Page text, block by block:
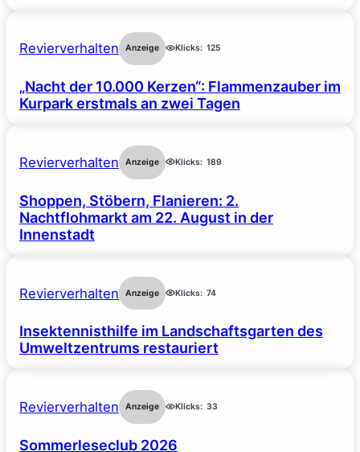
Revierverhalten Anzeige Klicks: 125
„Nacht der 10.000 Kerzen“: Flammenzauber im
Kurpark erstmals an zwei Tagen
Revierverhalten Anzeige Klicks: 189
Shoppen, Stöbern, Flanieren: 2.
Nachtflohmarkt am 22. August in der
Innenstadt
Revierverhalten Anzeige Klicks: 74
Insektennisthilfe im Landschaftsgarten des
Umweltzentrums restauriert
Revierverhalten Anzeige Klicks: 33
Sommerleseclub 2026